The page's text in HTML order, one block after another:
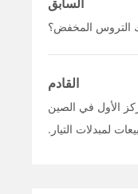
السابق
التروس المخفض؟
الأول في الصين
لمبدلات التيار.
القادم